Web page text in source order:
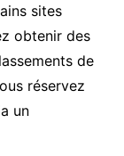
sites
obtenir des
de
réservez
un